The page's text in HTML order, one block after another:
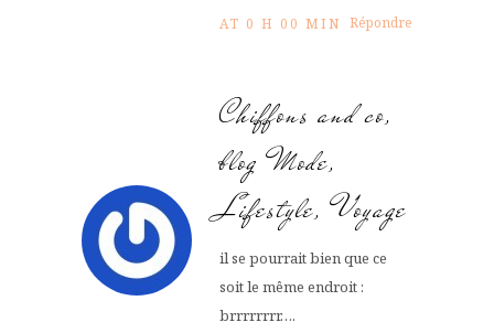
AT 0 H 00 MIN Répondre
Chiffons and co,
blog Mode,
Lifestyle, Voyage
il se pourrait bien que ce
soit le même endroit :
brrrrrrrr….